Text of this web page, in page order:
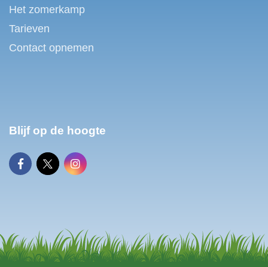
Het zomerkamp
Tarieven
Contact opnemen
Blijf op de hoogte